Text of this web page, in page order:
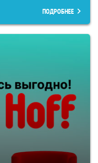
ПОДРОБНЕЕ